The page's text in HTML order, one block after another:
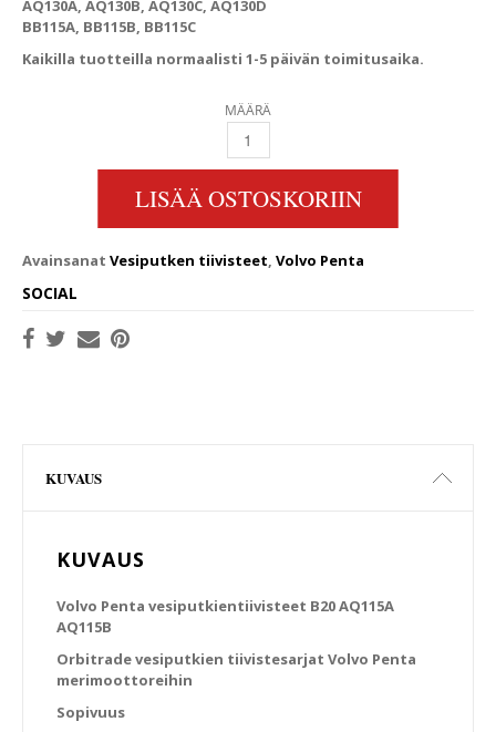
AQ130A, AQ130B, AQ130C, AQ130D
BB115A, BB115B, BB115C
Kaikilla tuotteilla normaalisti 1-5 päivän toimitusaika.
MÄÄRÄ
VOLVO PENTA VESIPUTKIENTIIVISTEET B20
LISÄÄ OSTOSKORIIN
Avainsanat Vesiputken tiivisteet, Volvo Penta
SOCIAL
KUVAUS
KUVAUS
Volvo Penta vesiputkientiivisteet B20 AQ115A
AQ115B
Orbitrade vesiputkien tiivistesarjat Volvo Penta
merimoottoreihin
Sopivuus